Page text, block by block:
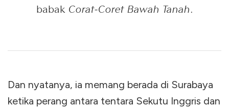
babak Corat-Coret Bawah Tanah.
Dan nyatanya, ia memang berada di Surabaya
ketika perang antara tentara Sekutu Inggris dan